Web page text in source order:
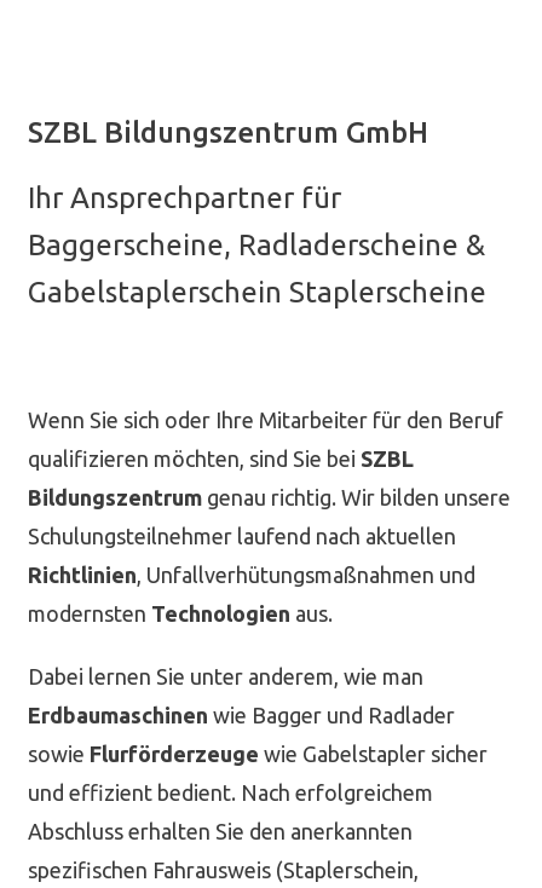
SZBL Bildungszentrum GmbH
Ihr Ansprechpartner für
Baggerscheine, Radladerscheine &
Gabelstaplerschein Staplerscheine
Wenn Sie sich oder Ihre Mitarbeiter für den Beruf
qualifizieren möchten, sind Sie bei SZBL
Bildungszentrum genau richtig. Wir bilden unsere
Schulungsteilnehmer laufend nach aktuellen
Richtlinien , Unfallverhütungsmaßnahmen und
modernsten Technologien aus.
Dabei lernen Sie unter anderem, wie man
Erdbaumaschinen wie Bagger und Radlader
sowie Flurförderzeuge wie Gabelstapler sicher
und effizient bedient. Nach erfolgreichem
Abschluss erhalten Sie den anerkannten
spezifischen Fahrausweis (Staplerschein,